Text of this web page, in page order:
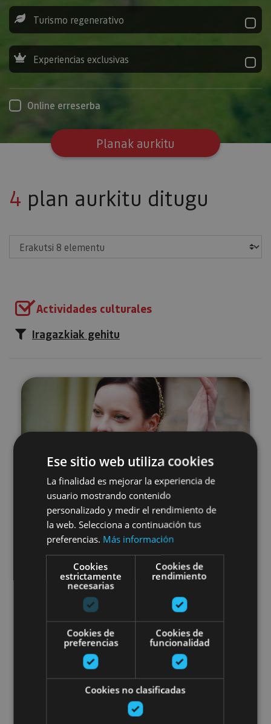
Turismo regenerativo
Experiencias exclusivas
Online erreserba
Planak aurkitu
4 plan aurkitu ditugu
Actividades culturales
Iragazkiak gehitu
Bisita antzeztuak Erriberriko
01 ENE - 31 DIC
Bisita antzeztuak Erriberriko
Jauregira
Palacio Real de Olite, Olite
Bisita antzeztuak: Iruña, hiri
Ese sitio web utiliza cookies
La finalidad es mejorar la experiencia de
usuario mostrando contenido
personalizado y medir el rendimiento de
la web. Selecciona a continuación tus
preferencias. Más información
Cookies
estrictamente
necesarias
Cookies de
rendimiento
Cookies de
preferencias
Cookies de
funcionalidad
Cookies no clasificadas